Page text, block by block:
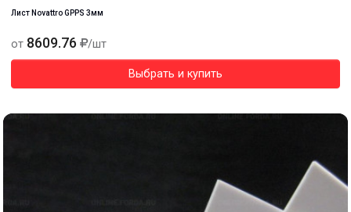
Лист Novattro GPPS 3мм
от 8609.76 /шт
Выбрать и купить